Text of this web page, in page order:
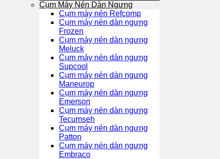
Cụm Máy Nén Dàn Ngưng
Cụm máy nén Refcomp
Cụm máy nén dàn ngưng
Frozen
Cụm máy nén dàn ngưng
Meluck
Cụm máy nén dàn ngưng
Supcool
Cụm máy nén dàn ngưng
Maneurop
Cụm máy nén dàn ngưng
Emerson
Cụm máy nén dàn ngưng
Tecumseh
Cụm máy nén dàn ngưng
Patton
Cụm máy nén dàn ngưng
Embraco